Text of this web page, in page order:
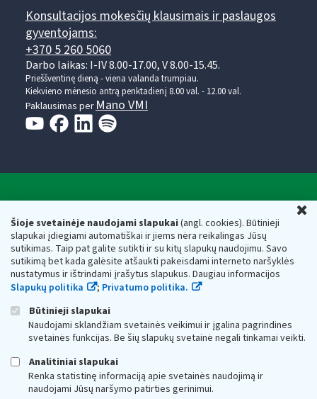
Šioje svetainėje naudojami slapukai(angl. cookies). Būtinieji
slapukai įdiegiami automatiškai ir jiems nėra reikalingas Jūsų
sutikimas. Taip pat galite sutikti ir su kitų slapukų naudojimu. Savo
sutikimą bet kada galėsite atšaukti pakeisdami interneto naršyklės
nustatymus ir ištrindami įrašytus slapukus. Daugiau informacijos
Slapukų politika
; Privatumo politika.
Būtinieji slapukai
Naudojami sklandžiam svetainės veikimui ir įgalina pagrindines
svetainės funkcijas. Be šių slapukų svetainė negali tinkamai veikti.
Analitiniai slapukai
Renka statistinę informaciją apie svetainės naudojimą ir
naudojami Jūsų naršymo patirties gerinimui.
Konsultacijos mokesčių klausimais ir paslaugos
gyventojams:
+370 5 260 5060
Darbo laikas: I-IV 8.00-17.00, V 8.00-15.45.
Prieššventinę dieną - viena valanda trumpiau.
Kiekvieno mėnesio antrą penktadienį 8.00 val. - 12.00 val.
Paklausimas per Mano VMI
Respublikos finansų ministerijos
Biudžetinė įstaiga. Juridinio asmens kodas — 188659752,
adresas: Vasario 16-osios g. 14, 01107 Vilnius, Lietuva, el.paštas:
vmi@vmi.lt, E. pristatymo dėžutės adresas 188659752
Duomenys apie Valstybinę mokesčių inspekciją prie Lietuvos
Respublikos finansų ministerijos kaupiami ir saugomi Juridinių